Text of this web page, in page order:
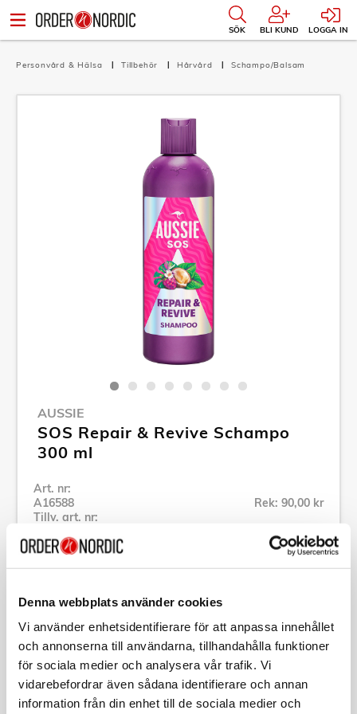
Denna webbplats använder cookies
Vi använder enhetsidentifierare för att anpassa innehållet
och annonserna till användarna, tillhandahålla funktioner
för sociala medier och analysera vår trafik. Vi
vidarebefordrar även sådana identifierare och annan
information från din enhet till de sociala medier och
SÖK BLI KUND LOGGA IN
Personvård & Hälsa Tillbehör Hårvård Schampo/Balsam
AUSSIE
SOS Repair & Revive Schampo
300 ml
Art. nr:
A16588
Tillv. art. nr:
Rek: 90,00 kr
Se alla produkter inom Aussie
Beskrivning
Art. nr:A16588